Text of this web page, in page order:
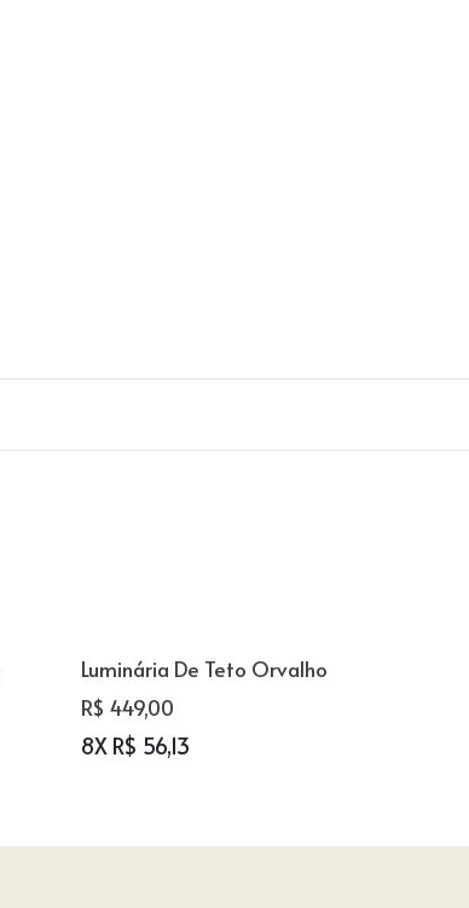
Luminária De Teto Orvalho
R$ 449,00
8X R$ 56,13